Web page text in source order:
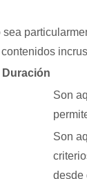
Duración
Son
Son
desde